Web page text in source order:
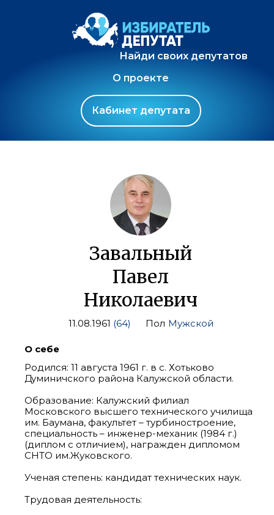
Найди своих депутатов
О проекте
Кабинет депутата
Завальный
Павел
Николаевич
11.08.1961 (64) Пол Мужской
О себе
Родился: 11 августа 1961 г. в с. Хотьково
Думиничского района Калужской области.
Образование: Калужский филиал
Московского высшего технического училища
им. Баумана, факультет – турбиностроение,
специальность – инженер-механик (1984 г.)
(диплом с отличием), награжден дипломом
СНТО им.Жуковского.
Ученая степень: кандидат технических наук.
Трудовая деятельность: